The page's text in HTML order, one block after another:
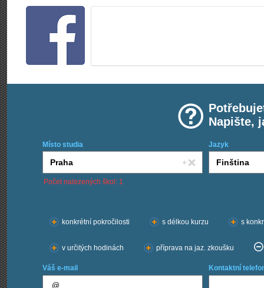
Napište,
Místo studia Jazyk
Počet nalezených škol: 1
konkrétní pokročilosti
s délkou kurzu s
v určitých hodinách příprava na jaz. zkoušku
Váš e-mail Kontaktní